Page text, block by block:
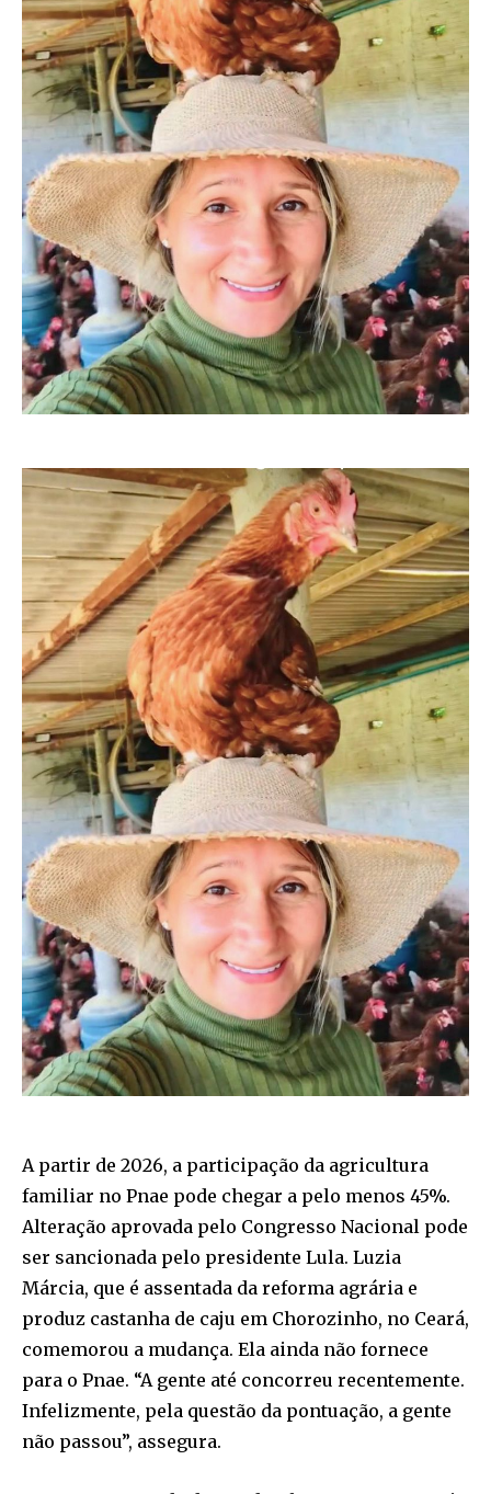
A partir de 2026, a participação da agricultura
familiar no Pnae pode chegar a pelo menos 45%.
Alteração aprovada pelo Congresso Nacional pode
ser sancionada pelo presidente Lula. Luzia
Márcia, que é assentada da reforma agrária e
produz castanha de caju em Chorozinho, no Ceará,
comemorou a mudança. Ela ainda não fornece
para o Pnae. “A gente até concorreu recentemente.
Infelizmente, pela questão da pontuação, a gente
não passou”, assegura.